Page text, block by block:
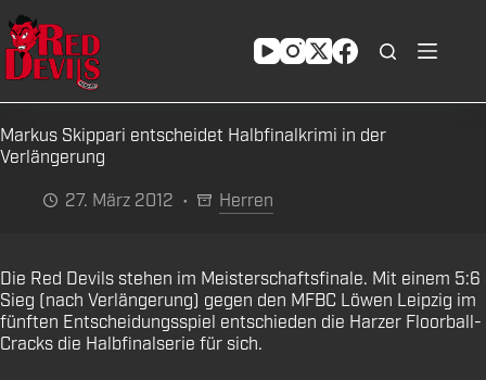
Zum
Inhalt
springen
Markus Skippari entscheidet Halbfinalkrimi in der
Verlängerung
27. März 2012
Herren
Die Red Devils stehen im Meisterschaftsfinale. Mit einem 5:6
Sieg (nach Verlängerung) gegen den MFBC Löwen Leipzig im
fünften Entscheidungsspiel entschieden die Harzer Floorball-
Cracks die Halbfinalserie für sich.